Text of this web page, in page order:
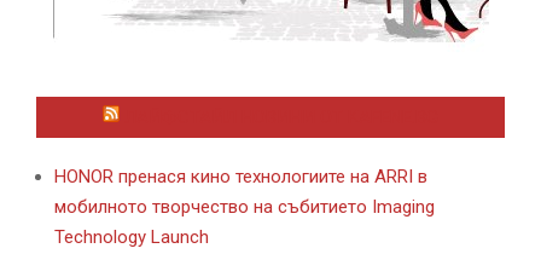
HONOR пренася кино технологиите на ARRI в
мобилното творчество на събитието Imaging
Technology Launch